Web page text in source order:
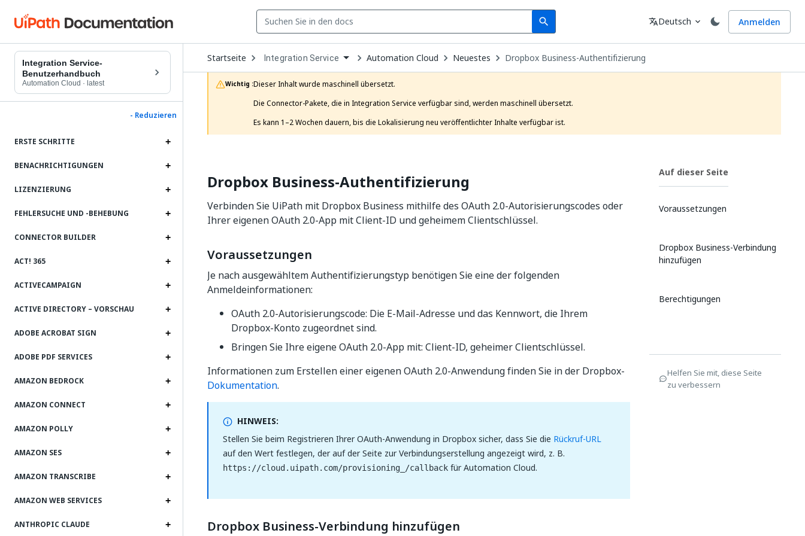
search
Search Sprache
translateDeutsch expand_more Anmelden
Integration Service-
Benutzerhandbuch
Automation Cloud · latest
- Reduzieren
ERSTE SCHRITTE
BENACHRICHTIGUNGEN
LIZENZIERUNG
FEHLERSUCHE UND ‑BEHEBUNG
CONNECTOR BUILDER
ACT! 365
ACTIVECAMPAIGN
ACTIVE DIRECTORY – VORSCHAU
ADOBE ACROBAT SIGN
ADOBE PDF SERVICES
AMAZON BEDROCK
AMAZON CONNECT
AMAZON POLLY
AMAZON SES
AMAZON TRANSCRIBE
AMAZON WEB SERVICES
ANTHROPIC CLAUDE
Startseite Open
Dropdown
to
choose
product
Integration Service Automation Cloud Neuestes Dropbox Business-Authentifizierung
Wichtig :Dieser Inhalt wurde maschinell übersetzt.
Die Connector-Pakete, die in Integration Service verfügbar sind, werden maschinell übersetzt.
Es kann 1–2 Wochen dauern, bis die Lokalisierung neu veröffentlichter Inhalte verfügbar ist.
Dropbox Business-Authentifizierung
Verbinden Sie UiPath mit Dropbox Business mithilfe des OAuth 2.0-Autorisierungscodes oder
Ihrer eigenen OAuth 2.0-App mit Client-ID und geheimem Clientschlüssel.
Voraussetzungen
Je nach ausgewähltem Authentifizierungstyp benötigen Sie eine der folgenden
Anmeldeinformationen:
OAuth 2.0-Autorisierungscode: Die E-Mail-Adresse und das Kennwort, die Ihrem
Dropbox-Konto zugeordnet sind.
Bringen Sie Ihre eigene OAuth 2.0-App mit: Client-ID, geheimer Clientschlüssel.
Informationen zum Erstellen einer eigenen OAuth 2.0-Anwendung finden Sie in der Dropbox-
Dokumentation.
HINWEIS:
Stellen Sie beim Registrieren Ihrer OAuth-Anwendung in Dropbox sicher, dass Sie die Rückruf-URL
auf den Wert festlegen, der auf der Seite zur Verbindungserstellung angezeigt wird, z. B.
https://cloud.uipath.com/provisioning_/callback für Automation Cloud.
Dropbox Business-Verbindung hinzufügen
Auf dieser Seite
Voraussetzungen
Dropbox Business-Verbindung
hinzufügen
Berechtigungen
Helfen Sie mit, diese Seite
zu verbessern